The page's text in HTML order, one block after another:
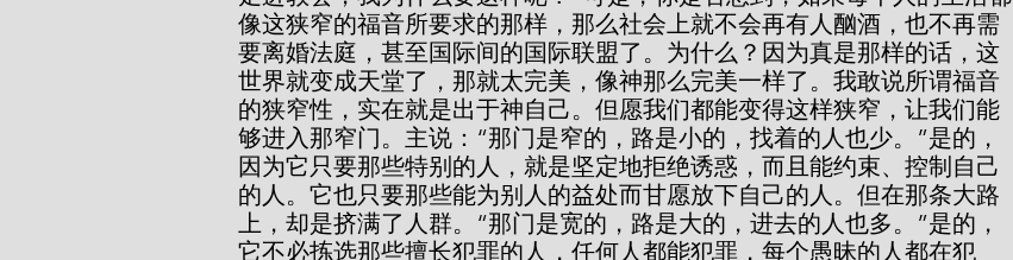
像这狭窄的福音所要求的那样，那么社会上就不会再有人酗酒，也不再需
要离婚法庭，甚至国际间的国际联盟了。为什么？因为真是那样的话，这
世界就变成天堂了，那就太完美，像神那么完美一样了。我敢说所谓福音
的狭窄性，实在就是出于神自己。但愿我们都能变得这样狭窄，让我们能
够进入那窄门。主说：“那门是窄的，路是小的，找着的人也少。”是的，
因为它只要那些特别的人，就是坚定地拒绝诱惑，而且能约束、控制自己
的人。它也只要那些能为别人的益处而甘愿放下自己的人。但在那条大路
上，却是挤满了人群。“那门是宽的，路是大的，进去的人也多。”是的，
它不必拣选那些擅长犯罪的人，任何人都能犯罪，每个愚昧的人都在犯